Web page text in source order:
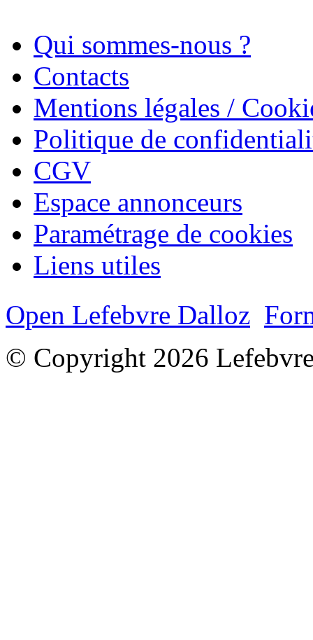
Qui sommes-nous ?
Contacts
Mentions légales /
Politique de
CGV
Espace annonceurs
Paramétrage de cookies
Liens utiles
Open Lefebvre Dalloz
© Copyright 2026